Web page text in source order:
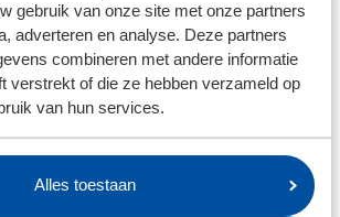
gebruik van onze site met onze partners
adverteren en analyse. Deze partners
combineren met andere informatie
verstrekt of die ze hebben verzameld op
van hun services.
Alles toestaan